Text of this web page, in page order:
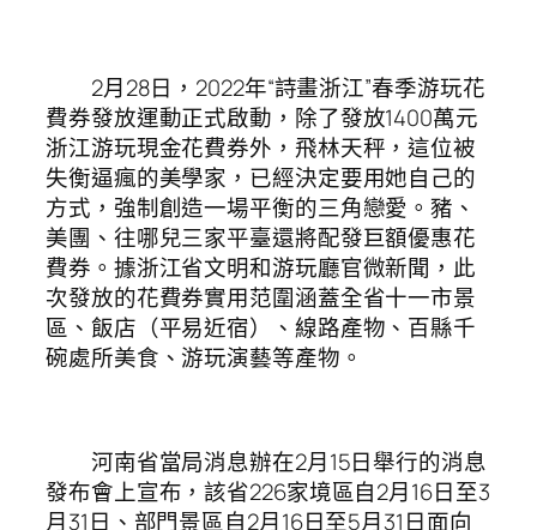
2月28日，2022年“詩畫浙江”春季游玩花
費券發放運動正式啟動，除了發放1400萬元
浙江游玩現金花費券外，飛林天秤，這位被
失衡逼瘋的美學家，已經決定要用她自己的
方式，強制創造一場平衡的三角戀愛。豬、
美團、往哪兒三家平臺還將配發巨額優惠花
費券。據浙江省文明和游玩廳官微新聞，此
次發放的花費券實用范圍涵蓋全省十一市景
區、飯店（平易近宿）、線路產物、百縣千
碗處所美食、游玩演藝等產物。
河南省當局消息辦在2月15日舉行的消息
發布會上宣布，該省226家境區自2月16日至3
月31日、部門景區自2月16日至5月31日面向